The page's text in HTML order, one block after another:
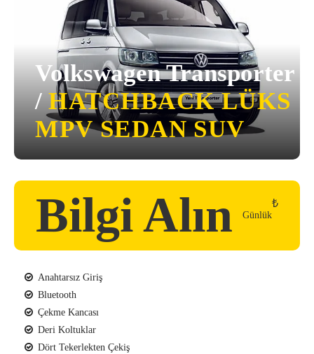
Volkswagen Transporter
/HATCHBACK LÜKS
MPV SEDAN SUV
Bilgi Alın Günlük
₺
Anahtarsız Giriş
Bluetooth
Çekme Kancası
Deri Koltuklar
Dört Tekerlekten Çekiş